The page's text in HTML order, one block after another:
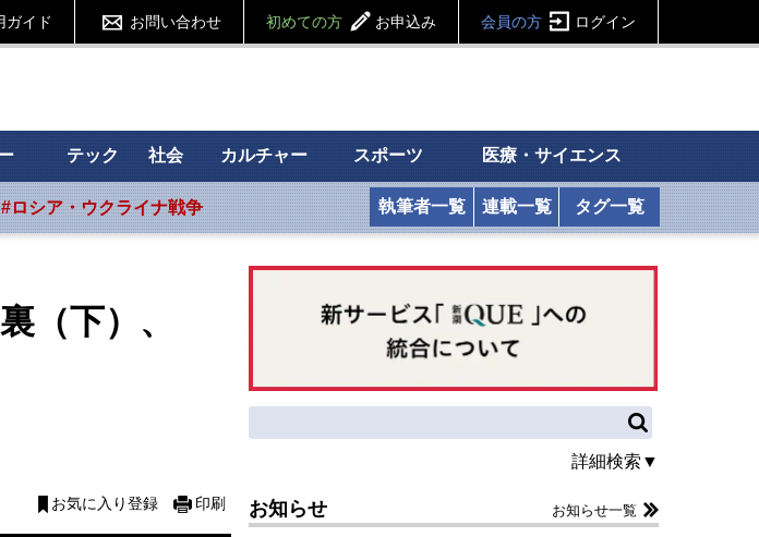
ガイド お問い合わせ 初めての方 お申込み 会員の方 ログイン
テック 社会 カルチャー スポーツ 医療・サイエンス
#ロシア・ウクライナ戦争 執筆者一覧 連載一覧 タグ一覧
（下）、
お気に入り登録 印刷
詳細検索▼
お知らせ お知らせ一覧